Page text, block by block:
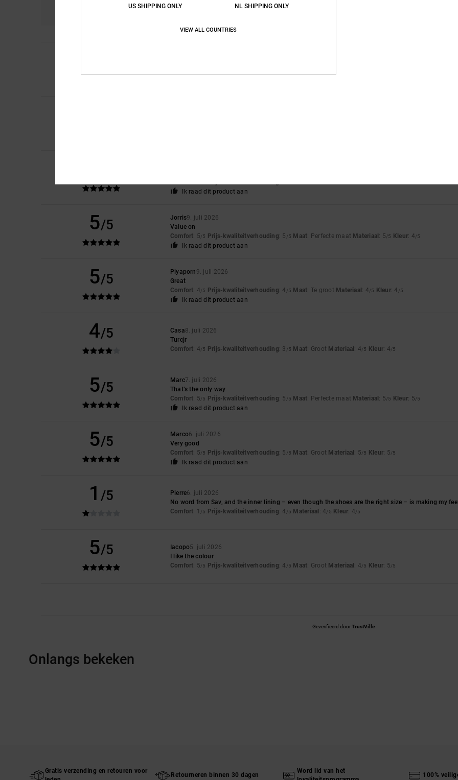
4.8
4.7
Comfort: 5/5 Prijs-kwaliteitverhouding: 5/5 Maat: Perfecte maat
Ik raad dit product aan
5/5 Jorris9. juli 2026
Value on
Comfort: 5/5 Prijs-kwaliteitverhouding: 5 /5 Maat: Perfecte maat Materiaal : 5/5 Kleur: 4/5
Ik raad dit product aan
5/5 Piyaporn 9. juli 2026
Great
Comfort: 4/5 Prijs-kwaliteitverhouding: 4 /5 Maat: Te groot Materiaal : 4/5 Kleur: 4 /5
Ik raad dit product aan
4/5 Casa8. juli 2026
Turcjr
Comfort: 4/5 Prijs-kwaliteitverhouding: 3 /5 Maat: Groot Materiaal : 4/5 Kleur: 4/5
5/5 Marc7. juli 2026
That’s the only way
Comfort: 5/5 Prijs-kwaliteitverhouding: 5 /5 Maat: Perfecte maat Materiaal : 5/5 Kleur: 5/5
Ik raad dit product aan
5/5 Marco6. juli 2026
Very good
Comfort: 5/5 Prijs-kwaliteitverhouding: 5 /5 Maat: Groot Materiaal : 5/5 Kleur: 5/5
Ik raad dit product aan
1 /5 Pierre6. juli 2026
No word from Sav, and the inner lining – even though the shoes are the right size – is making my
Comfort: 1 /5 Prijs-kwaliteitverhouding: 4 /5 Materiaal : 4/5 Kleur: 4/5
5/5 Iacopo5. juli 2026
I like the colour
Comfort: 5/5 Prijs-kwaliteitverhouding: 4 /5 Maat: Groot Materiaal : 4/5 Kleur: 5/5
Geverifieerd doorTrustVille
Onlangs bekeken
Gratis verzending en retouren voor
Retourneren binnen 30 dagen
Word lid van het
100%
US SHIPPING ONLY NL SHIPPING ONLY
VIEW ALL COUNTRIES